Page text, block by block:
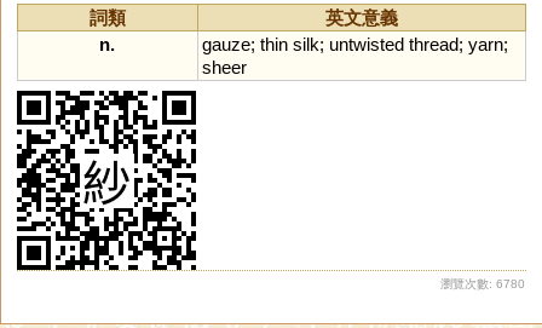
詞類
英文意義
n.
gauze; thin silk; untwisted thread; yarn;
sheer
瀏覽次數: 6780